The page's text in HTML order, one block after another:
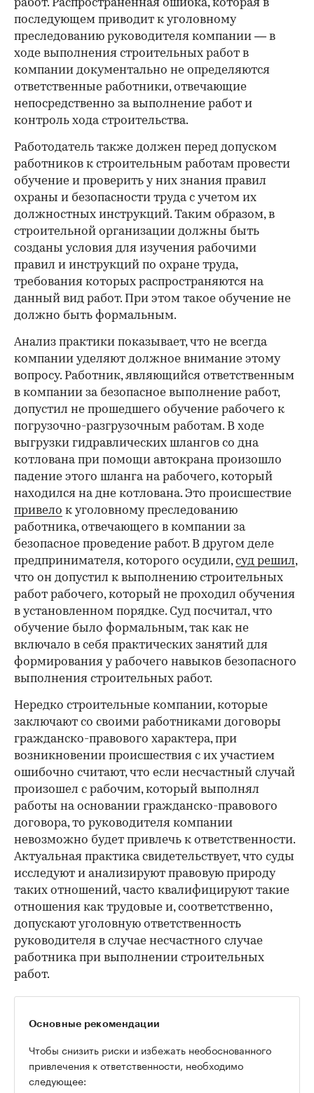
работ. Распространенная ошибка, которая в
последующем приводит к уголовному
преследованию руководителя компании — в
ходе выполнения строительных работ в
компании документально не определяются
ответственные работники, отвечающие
непосредственно за выполнение работ и
контроль хода строительства.
Работодатель также должен перед допуском
работников к строительным работам провести
обучение и проверить у них знания правил
охраны и безопасности труда с учетом их
должностных инструкций. Таким образом, в
строительной организации должны быть
созданы условия для изучения рабочими
правил и инструкций по охране труда,
требования которых распространяются на
данный вид работ. При этом такое обучение не
должно быть формальным.
Анализ практики показывает, что не всегда
компании уделяют должное внимание этому
вопросу. Работник, являющийся ответственным
в компании за безопасное выполнение работ,
допустил не прошедшего обучение рабочего к
погрузочно-разгрузочным работам. В ходе
выгрузки гидравлических шлангов со дна
котлована при помощи автокрана произошло
падение этого шланга на рабочего, который
находился на дне котлована. Это происшествие
привело к уголовному преследованию
работника, отвечающего в компании за
безопасное проведение работ. В другом деле
предпринимателя, которого осудили,суд решил,
что он допустил к выполнению строительных
работ рабочего, который не проходил обучения
в установленном порядке. Суд посчитал, что
обучение было формальным, так как не
включало в себя практических занятий для
формирования у рабочего навыков безопасного
выполнения строительных работ.
Нередко строительные компании, которые
заключают со своими работниками договоры
гражданско-правового характера, при
возникновении происшествия с их участием
ошибочно считают, что если несчастный случай
произошел с рабочим, который выполнял
работы на основании гражданско-правового
договора, то руководителя компании
невозможно будет привлечь к ответственности.
Актуальная практика свидетельствует, что суды
исследуют и анализируют правовую природу
таких отношений, часто квалифицируют такие
отношения как трудовые и, соответственно,
допускают уголовную ответственность
руководителя в случае несчастного случае
работника при выполнении строительных
работ.
Основные рекомендации
Чтобы снизить риски и избежать необоснованного
привлечения к ответственности, необходимо
следующее: